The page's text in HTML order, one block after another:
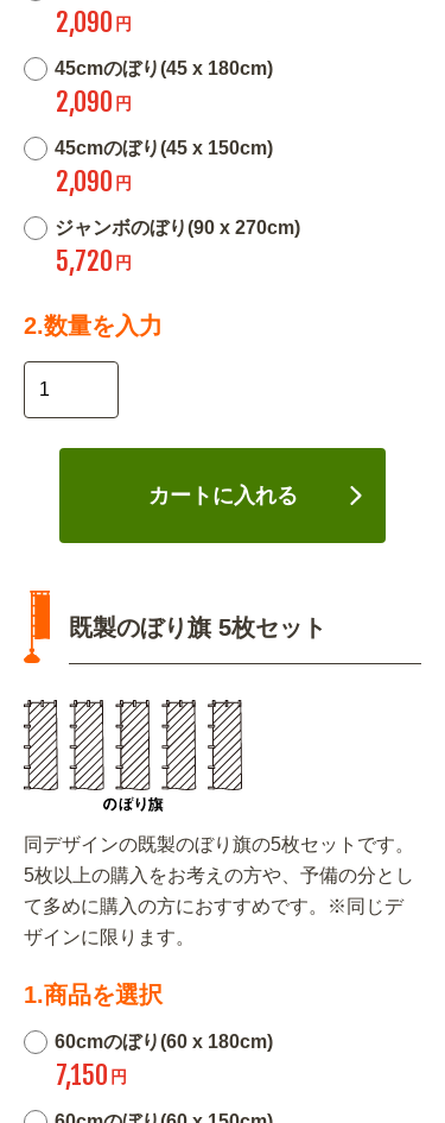
2,090 円
45cmのぼり(45 x 180cm)
2,090 円
45cmのぼり(45 x 150cm)
2,090 円
ジャンボのぼり(90 x 270cm)
5,720 円
2.数量を入力
カートに入れる
既製のぼり旗 5枚セット
同デザインの既製のぼり旗の5枚セットです。
5枚以上の購入をお考えの方や、予備の分とし
て多めに購入の方におすすめです。※同じデ
ザインに限ります。
1.商品を選択
60cmのぼり(60 x 180cm)
7,150 円